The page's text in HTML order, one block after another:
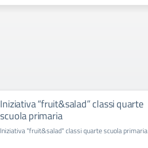
Iniziativa “fruit&salad” classi quarte
scuola primaria
Iniziativa "fruit&salad" classi quarte scuola primaria